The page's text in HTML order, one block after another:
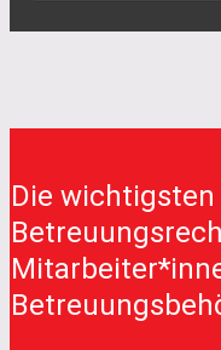
Die